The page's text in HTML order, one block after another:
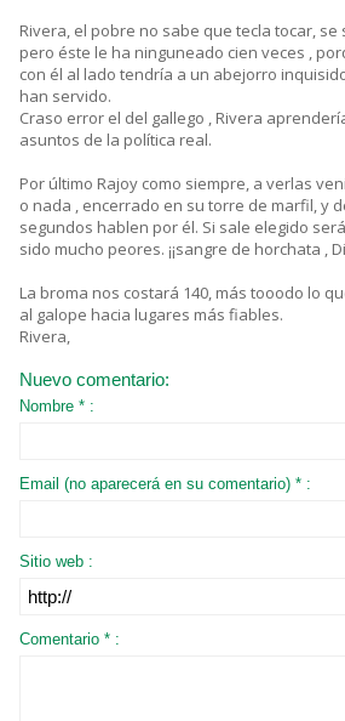
Rivera, el pobre no sabe que tecla tocar, se
pero éste le ha ninguneado cien veces ,
con él al lado tendría a un abejorro
han servido.
Craso error el del gallego , Rivera
asuntos de la política real.
Por último Rajoy como siempre, a verlas
o nada , encerrado en su torre de marfil, y
segundos hablen por él. Si sale elegido
sido mucho peores. ¡¡sangre de horchata ,
La broma nos costará 140, más tooodo lo
al galope hacia lugares más fiables.
Rivera,
Nuevo comentario:
Nombre * :
Email (no aparecerá en su comentario) * :
Sitio web :
Comentario * :